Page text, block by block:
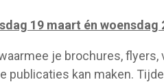
19 maart én woensdag
je brochures, flyers,
kan maken.